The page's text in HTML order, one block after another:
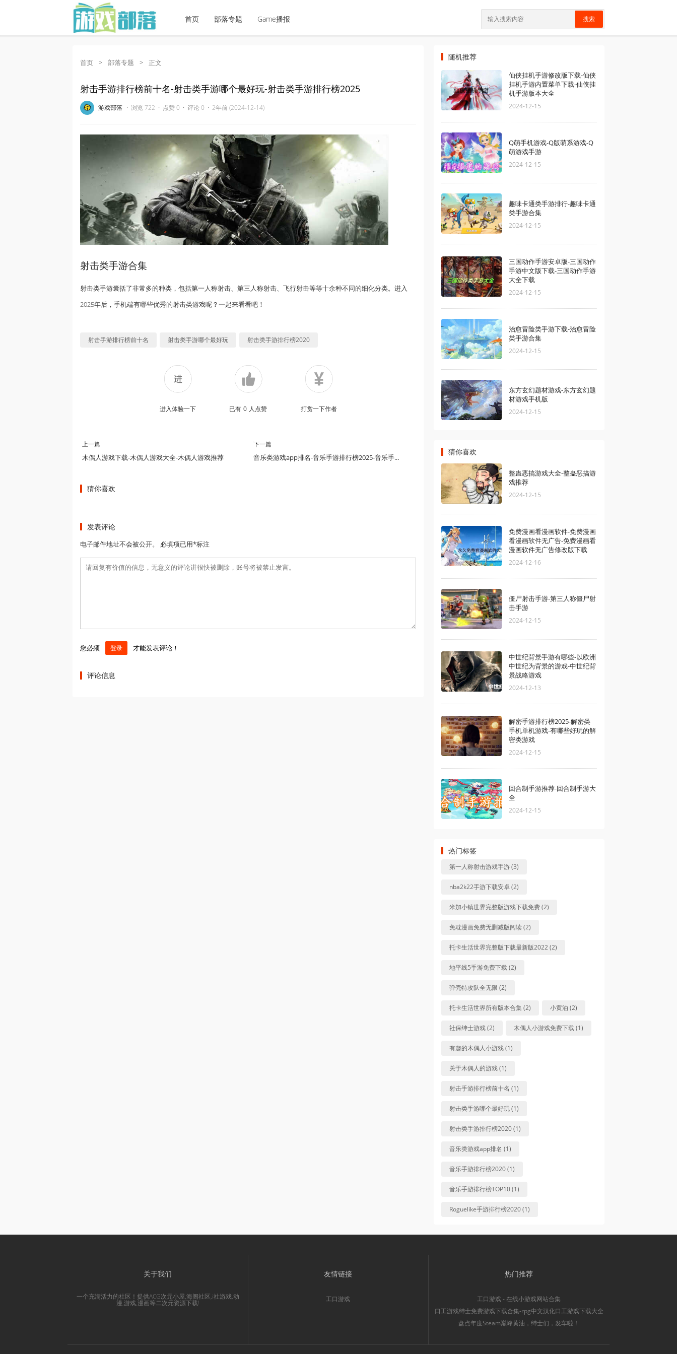
首页 部落专题 Game播报 搜索
首页 > 部落专题 > 正文
射击手游排行榜前十名-射击类手游哪个最好玩-射击类手游排行榜2025
游戏部落 · 浏览 722 · 点赞 0 · 评论 0 · 2年前 (2024-12-14)
射击类手游合集
射击类手游囊括了非常多的种类，包括第一人称射击、第三人称射击、飞行射击等等十余种不同的细化分类。进入
2025年后，手机端有哪些优秀的射击类游戏呢？一起来看看吧！
射击手游排行榜前十名 射击类手游哪个最好玩 射击类手游排行榜2020
进入体验一下 已有 0 人点赞 打赏一下作者
上一篇
木偶人游戏下载-木偶人游戏大全-木偶人游戏推荐
下一篇
音乐类游戏app排名-音乐手游排行榜2025-音乐手游排行榜TOP10
猜你喜欢
发表评论
电子邮件地址不会被公开。 必填项已用*标注
您必须 登录 才能发表评论！
评论信息
随机推荐
仙侠挂机手游修改版下载-仙侠
挂机手游内置菜单下载-仙侠挂
机手游版本大全
2024-12-15
Q萌手机游戏-Q版萌系游戏-Q
萌游戏手游
2024-12-15
趣味卡通类手游排行-趣味卡通
类手游合集
2024-12-15
三国动作手游安卓版-三国动作
手游中文版下载-三国动作手游
大全下载
2024-12-15
治愈冒险类手游下载-治愈冒险
类手游合集
2024-12-15
东方玄幻题材游戏-东方玄幻题
材游戏手机版
2024-12-15
猜你喜欢
整蛊恶搞游戏大全-整蛊恶搞游
戏推荐
2024-12-15
免费漫画看漫画软件-免费漫画
看漫画软件无广告-免费漫画看
漫画软件无广告修改版下载
2024-12-16
僵尸射击手游-第三人称僵尸射
击手游
2024-12-15
中世纪背景手游有哪些-以欧洲
中世纪为背景的游戏-中世纪背
景战略游戏
2024-12-13
解密手游排行榜2025-解密类
手机单机游戏-有哪些好玩的解
密类游戏
2024-12-15
回合制手游推荐-回合制手游大
全
2024-12-15
热门标签
第一人称射击游戏手游 (3)
nba2k22手游下载安卓 (2)
米加小镇世界完整版游戏下载免费 (2)
免耽漫画免费无删减版阅读 (2)
托卡生活世界完整版下载最新版2022 (2)
地平线5手游免费下载 (2)
弹壳特攻队全无限 (2)
托卡生活世界所有版本合集 (2) 小黄油 (2)
社保绅士游戏 (2) 木偶人小游戏免费下载 (1)
有趣的木偶人小游戏 (1)
关于木偶人的游戏 (1)
射击手游排行榜前十名 (1)
射击类手游哪个最好玩 (1)
射击类手游排行榜2020 (1)
音乐类游戏app排名 (1)
音乐手游排行榜2020 (1)
音乐手游排行榜TOP10 (1)
Roguelike手游排行榜2020 (1)
关于我们
一个充满活力的社区！提供ACG次元小屋,海阁社区,i社游戏,动
漫,游戏,漫画等二次元资源下载!
友情链接
工口游戏
热门推荐
工口游戏 - 在线小游戏网站合集
口工游戏绅士免费游戏下载合集-rpg中文汉化口工游戏下载大全
盘点年度Steam巅峰黄油，绅士们，发车啦！